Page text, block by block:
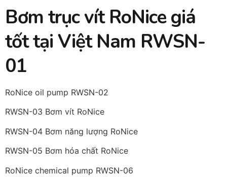
Bơm trục vít RoNice giá
tốt tại Việt Nam RWSN-
01
RoNice oil pump RWSN-02
RWSN-03 Bơm vít RoNice
RWSN-04 Bơm năng lượng RoNice
RWSN-05 Bơm hóa chất RoNice
RoNice chemical pump RWSN-06